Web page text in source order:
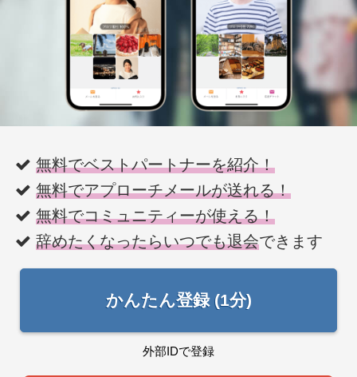
無料でベストパートナーを紹介！
無料でアプローチメールが送れる！
無料でコミュニティーが使える！
辞めたくなったらいつでも退会できます
かんたん登録 (1分)
外部IDで登録